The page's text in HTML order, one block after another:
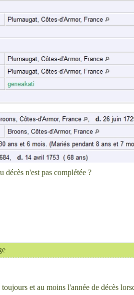
décès n'est pas complétée ?
et au moins l'année de décès